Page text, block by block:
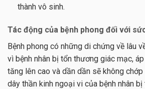
thành vô sinh.
Tác động của bệnh phong đối với
Bệnh phong có những di chứng về lâu
vì bệnh nhân bị tổn thương giác mạc,
tăng lên cao và dần dần sẽ không
dây thần kinh ngoại vi của bệnh nhân